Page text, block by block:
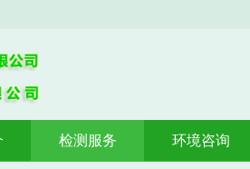
检测服务 环境咨询